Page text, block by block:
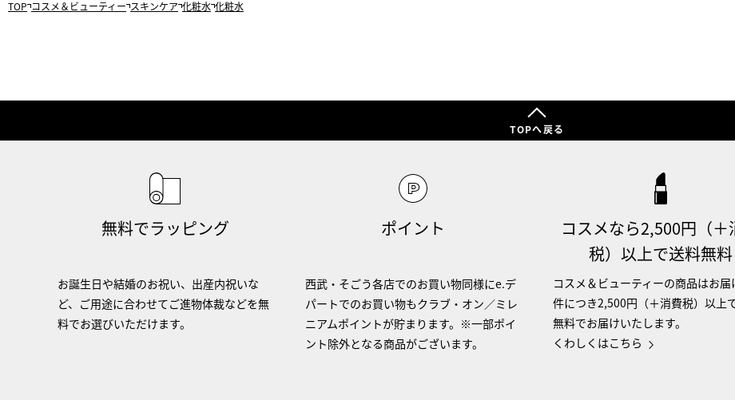
TOP コスメ＆ビューティー スキンケア 化粧水 化粧水
TOPへ戻る
無料でラッピング
お誕生日や結婚のお祝い、出産内祝いな
ど、ご用途に合わせてご進物体裁などを無
料でお選びいただけます。
ポイント
西武・そごう各店でのお買い物同様にe.デ
パートでのお買い物もクラブ・オン／ミレ
ニアムポイントが貯まります。※一部ポイ
ント除外となる商品がございます。
コスメなら2,500円（＋
税）以上で送料無料
コスメ＆ビューティーの商品はお届
件につき2,500円（＋消費税）以上
無料でお届けいたします。
くわしくはこちら